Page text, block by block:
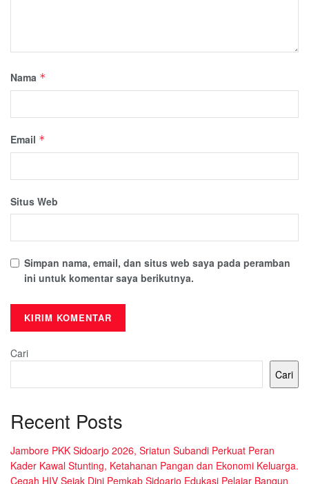
Nama *
Email *
Situs Web
Simpan nama, email, dan situs web saya pada peramban
ini untuk komentar saya berikutnya.
Cari
Cari
Recent Posts
Jambore PKK Sidoarjo 2026, Sriatun Subandi Perkuat Peran
Kader Kawal Stunting, Ketahanan Pangan dan Ekonomi Keluarga.
Cegah HIV Sejak Dini Pemkab Sidoarjo Edukasi Pelajar Bangun